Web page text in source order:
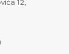
12,